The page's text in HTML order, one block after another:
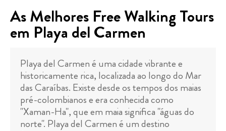
As Melhores Free Walking Tours
em Playa del Carmen
Playa del Carmen é uma cidade vibrante e
historicamente rica, localizada ao longo do Mar
das Caraíbas. Existe desde os tempos dos maias
pré-colombianos e era conhecida como
"Xaman-Ha", que em maia significa "águas do
norte". Playa del Carmen é um destino